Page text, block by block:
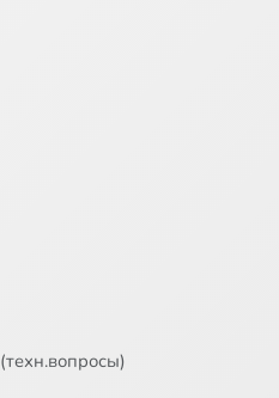
(техн.вопросы)